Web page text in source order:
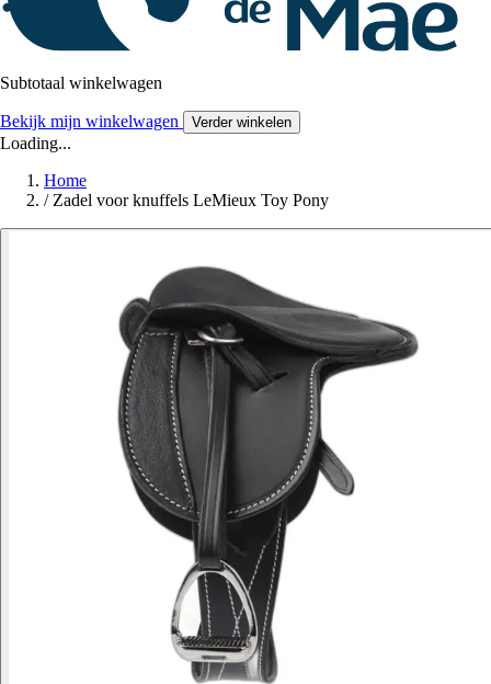
Subtotaal winkelwagen
Bekijk mijn winkelwagen Verder winkelen
Loading...
Home
/ Zadel voor knuffels LeMieux Toy Pony